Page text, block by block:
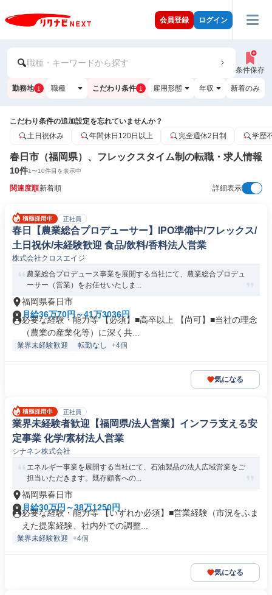
会員登録 ログイン
職種・キーワードから探す
条件保存
勤務地 1 職種 こだわり条件 1 雇用形態 年収 新着のみ
こだわり条件の追加設定を忘れていませんか？
土日祝休み
年間休日120日以上 完全週休2日制 学歴
春日市（福岡県）、フレックスタイム制の転職・求人情報
10件1〜10件目を表示中
関連度順新着順 詳細表示
正社員
春日【農業総合プロデューサー】IPO準備中/フレックス/
土日祝休/未経験歓迎 食品/飲料/香料法人営業
株式会社クロスエイジ
農業総合プロデュース事業を展開する当社にて、農業総合プロデュ
ーサー（営業）をお任せいたしま...
福岡県春日市
月給36万70円～41万3036円
必要な経験・能力等 【必須】■高卒以上 【尚可】■当社の理念
（農業の産業化等）に深く共...
業界未経験歓迎 転勤なし +4個
気になる
正社員
業界未経験者歓迎【福岡県/法人営業】インフラ支える安
定事業 化学/素材法人営業
シナネン株式会社
エネルギー事業を展開する当社にて、石油製品の法人広域営業をご
担当いただきます。既存顧客への...
福岡県春日市
月給30万円～38万1250円
必要な経験・能力等 【いずれか必須】■営業経験（市況をふま
えた提案経験、社内外での調整...
業界未経験歓迎 +4個
気になる